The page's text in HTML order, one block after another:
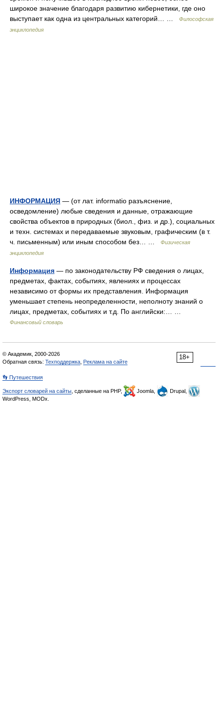
широкое значение благодаря развитию кибернетики, где оно
выступает как одна из центральных категорий… …
Философская
энциклопедия
ИНФОРМАЦИЯ — (от лат. informatio разъяснение,
осведомление) любые сведения и данные, отражающие
свойства объектов в природных (биол., физ. и др.), социальных
и техн. системах и передаваемые звуковым, графическим (в т.
ч. письменным) или иным способом без… …
Физическая
энциклопедия
Информация — по законодательству РФ сведения о лицах,
предметах, фактах, событиях, явлениях и процессах
независимо от формы их представления. Информация
уменьшает степень неопределенности, неполноту знаний о
лицах, предметах, событиях и т.д. По английски:… …
Финансовый словарь
18+
© Академик, 2000-2026
Обратная связь: Техподдержка Реклама на сайте
👣 Путешествия
Экспорт словарей на сайты , сделанные на PHP, Joomla,
Drupal,
WordPress, MODx.